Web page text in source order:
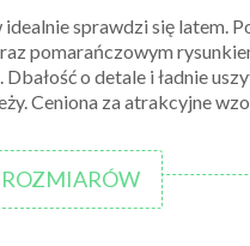
sprawdzi się latem.
pomarańczowym
o detale i ładnie
Ceniona za atrakcyjne